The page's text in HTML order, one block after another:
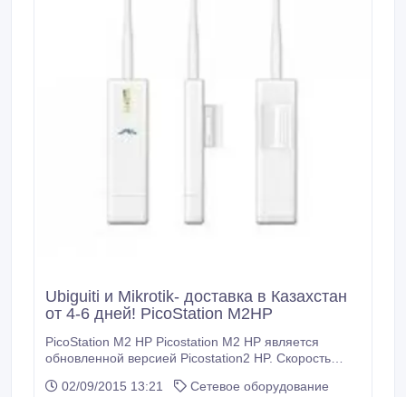
Ubiguiti и Mikrotik- доставка в Казахстан
от 4-6 дней! PicoStation M2HP
PicoStation M2 HP Picostation M2 HP является
обновленной версией Picostation2 HP. Скорость
поддержке N-стандарта и обновлению железа -
02/09/2015 13:21
Сетевое оборудование